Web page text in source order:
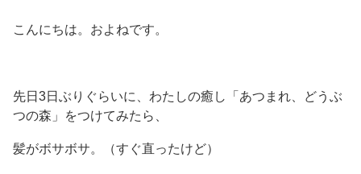
こんにちは。およねです。
先日3日ぶりぐらいに、わたしの癒し「あつまれ、どうぶ
つの森」をつけてみたら、
髪がボサボサ。（すぐ直ったけど）